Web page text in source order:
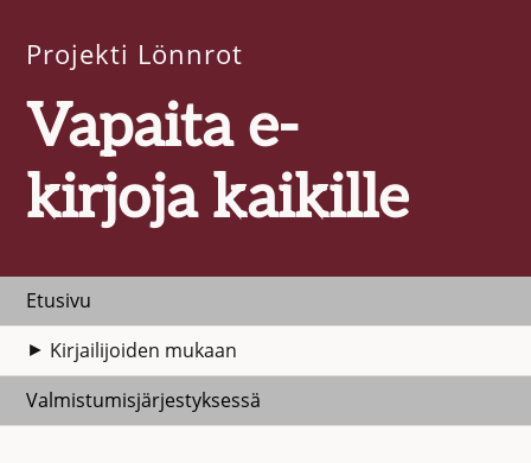
Projekti Lönnrot
Vapaita e-
kirjoja kaikille
Etusivu
Kirjailijoiden mukaan
Valmistumisjärjestyksessä